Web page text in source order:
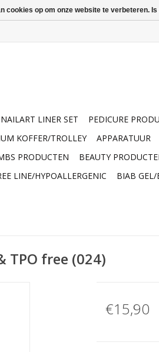
NAILART LINER SET PEDICURE
KOFFER/TROLLEY
APPARATUUR
PRODUCTEN
BEAUTY
LINE/HYPOALLERGENIC
BIAB
TPO free (024)
€15,90
cookies op om onze website te verbeteren.